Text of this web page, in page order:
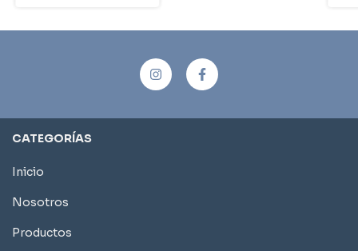
CATEGORÍAS
Inicio
Nosotros
Productos